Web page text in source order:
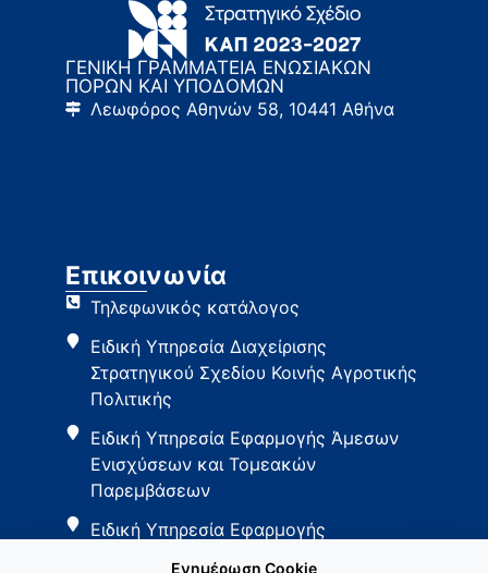
ΓΕΝΙΚΗ ΓΡΑΜΜΑΤΕΙΑ ΕΝΩΣΙΑΚΩΝ
ΠΟΡΩΝ ΚΑΙ ΥΠΟΔΟΜΩΝ
Λεωφόρος Αθηνών 58, 10441 Αθήνα
Επικοινωνία
Τηλεφωνικός κατάλογος
Ειδική Υπηρεσία Διαχείρισης
Στρατηγικού Σχεδίου Κοινής Αγροτικής
Πολιτικής
Ειδική Υπηρεσία Εφαρμογής Άμεσων
Ενισχύσεων και Τομεακών
Παρεμβάσεων
Ειδική Υπηρεσία Εφαρμογής
Ενημέρωση Cookie